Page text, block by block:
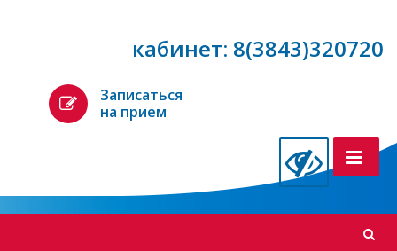
кабинет: 8(3843)320720
Записаться
на прием